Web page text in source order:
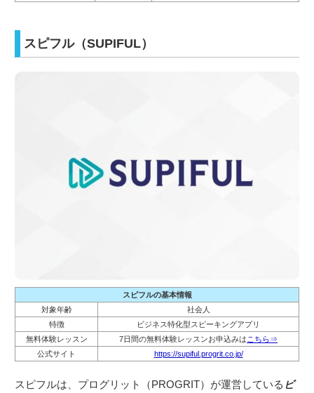
スピフル（SUPIFUL）
スピフルの基本情報
対象年齢
社会人
特徴
ビジネス特化型スピーキングアプリ
無料体験レッスン
7日間の無料体験レッスンお申込みは こちら⇒
公式サイト
https://supiful.progrit.co.jp/
スピフルは、プログリット（PROGRIT）が運営している ビ